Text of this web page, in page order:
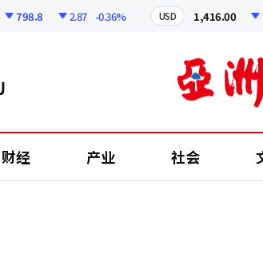
798.8 2.87 -0.36% USD 1,416.00 7.6
财经 产业 社会